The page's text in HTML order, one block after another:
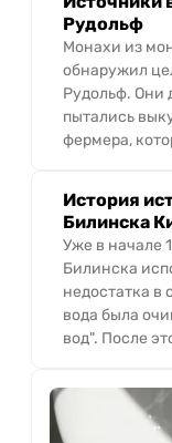
Рудольф
Монахи из
обнаружил
Рудольф. Они
пытались
фермера,
История
Билинска
Уже в начале
Билинска
недостатка в
вода была
вод". После